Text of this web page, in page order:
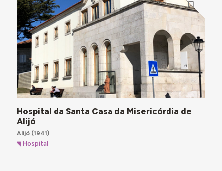
Hospital da Santa Casa da Misericórdia de
Alijó
Alijó(1941)
Hospital